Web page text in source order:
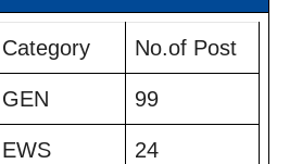
Category No.of Post
GEN 99
EWS 24